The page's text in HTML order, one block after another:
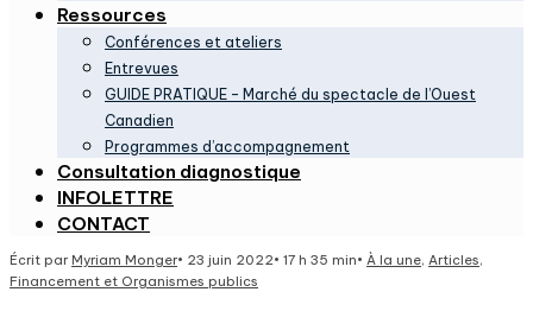
Ressources
Conférences et ateliers
Entrevues
GUIDE PRATIQUE – Marché du spectacle de l’Ouest
Canadien
Programmes d’accompagnement
Consultation diagnostique
INFOLETTRE
CONTACT
Écrit par Myriam Monger• 23 juin 2022• 17 h 35 min• À la une, Articles,
Financement et Organismes publics